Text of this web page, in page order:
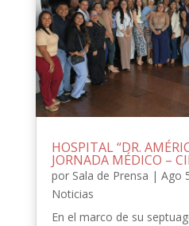
HOSPITAL “DR.
JORNADA MÉDICO –
por Sala de Prensa | Ago
Noticias
En el marco de su